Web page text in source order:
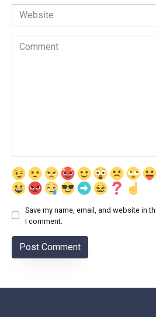
Website
Comment
Save my name, email, and website in
I comment.